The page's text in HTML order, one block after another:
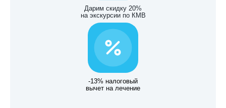
Дарим скидку 20%
на экскурсии по КМВ
-13% налоговый
вычет на лечение